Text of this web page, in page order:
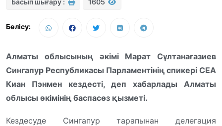
Бөлісу:
Алматы облысының әкімі Марат Сұлтанағазиев
Сингапур Республикасы Парламентінің спикері СЕА
Киан Пэнмен кездесті, деп хабарлады Алматы
облысы әкімінің баспасөз қызметі.
Кездесуде Сингапур тарапынан делегация